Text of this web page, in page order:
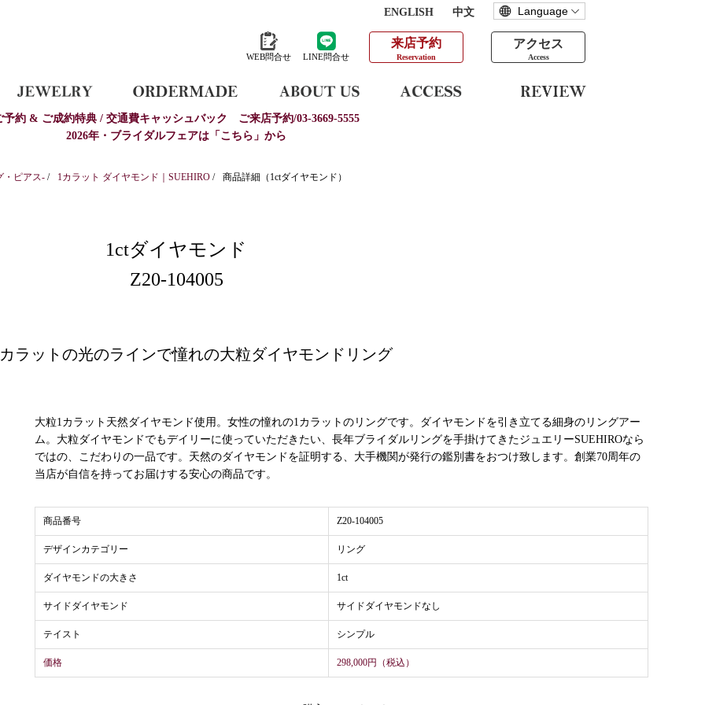
ENGLISH 中文
WEB問合せ LINE問合せ
来店予約
Reservation
アクセス
Access
予約 & ご成約特典 / 交通費キャッシュバック
ご来店予約/03-3669-5555
2026年・ブライダルフェアは「こちら」から
・ピアス- / 1カラット ダイヤモンド｜SUEHIRO / 商品詳細（1ctダイヤモンド）
1ctダイヤモンド
Z20-104005
ラットの光のラインで憧れの大粒ダイヤモンドリング
大粒1カラット天然ダイヤモンド使用。女性の憧れの1カラットのリングです。ダイヤモンドを引き立てる細身のリングアー
ム。大粒ダイヤモンドでもデイリーに使っていただきたい、長年ブライダルリングを手掛けてきたジュエリーSUEHIROなら
ではの、こだわりの一品です。天然のダイヤモンドを証明する、大手機関が発行の鑑別書をおつけ致します。創業70周年の
当店が自信を持ってお届けする安心の商品です。
商品番号 Z20-104005
デザインカテゴリー リング
ダイヤモンドの大きさ 1ct
サイドダイヤモンド サイドダイヤモンドなし
テイスト シンプル
価格 298,000円（税込）